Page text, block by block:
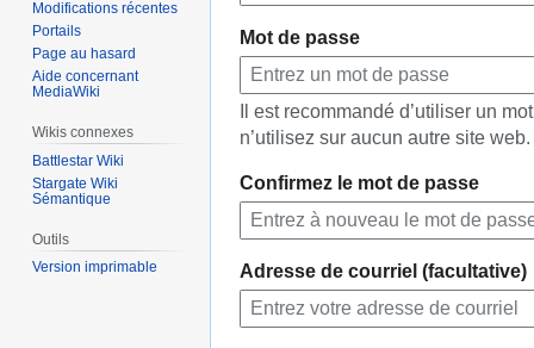
navigation
recherche
Mot de passe
Il est recommandé d’utiliser un
n’utilisez sur aucun autre site web.
Confirmez le mot de passe
Adresse de courriel (facultative)
Modifications récentes
Portails
Page au hasard
Aide concernant
MediaWiki
Wikis connexes
Battlestar Wiki
Stargate Wiki
Sémantique
Outils
Version imprimable